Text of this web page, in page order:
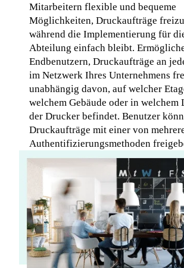
Mitarbeitern flexible und bequeme
Möglichkeiten, Druckaufträge
während die Implementierung für
Abteilung einfach bleibt.
Endbenutzern, Druckaufträge an
im Netzwerk Ihres Unternehmens
unabhängig davon, auf welcher
welchem Gebäude oder in welchem
der Drucker befindet. Benutzer
Druckaufträge mit einer von
Authentifizierungsmethoden